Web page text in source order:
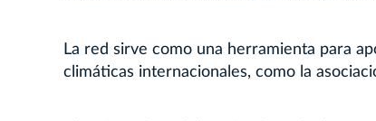
La red sirve como una herramienta para
climáticas internacionales, como la